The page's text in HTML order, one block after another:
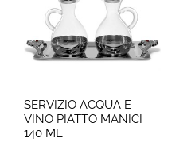
SERVIZIO ACQUA E
VINO PIATTO MANICI
140 ML